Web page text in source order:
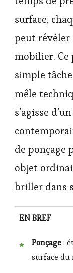
surface,
peut révéler
mobilier. Ce
simple
mêle
s’agisse
de ponçage
objet
briller dans
EN BREF
Ponçage:
surface du